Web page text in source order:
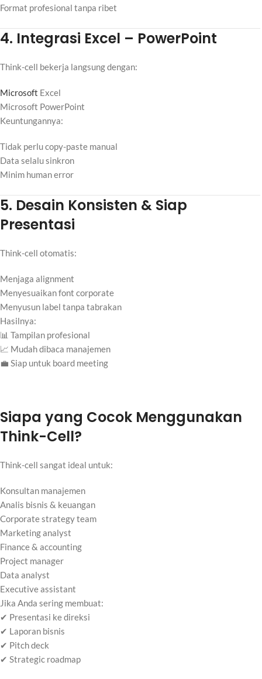
Format profesional tanpa ribet
4. Integrasi Excel – PowerPoint
Think-cell bekerja langsung dengan:
Microsoft Excel
Microsoft PowerPoint
Keuntungannya:
Tidak perlu copy-paste manual
Data selalu sinkron
Minim human error
5. Desain Konsisten & Siap
Presentasi
Think-cell otomatis:
Menjaga alignment
Menyesuaikan font corporate
Menyusun label tanpa tabrakan
Hasilnya:
📊 Tampilan profesional
📈 Mudah dibaca manajemen
💼 Siap untuk board meeting
Siapa yang Cocok Menggunakan
Think-Cell?
Think-cell sangat ideal untuk:
Konsultan manajemen
Analis bisnis & keuangan
Corporate strategy team
Marketing analyst
Finance & accounting
Project manager
Data analyst
Executive assistant
Jika Anda sering membuat:
✔ Presentasi ke direksi
✔ Laporan bisnis
✔ Pitch deck
✔ Strategic roadmap